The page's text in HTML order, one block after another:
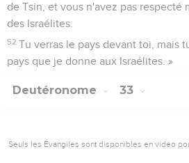
de Tsin, et vous n'avez pas respecté
des Israélites.
52 Tu verras le pays devant toi, mais
pays que je donne aux Israélites. »
Deutéronome 33
Seuls les Évangiles sont disponibles en vidéo